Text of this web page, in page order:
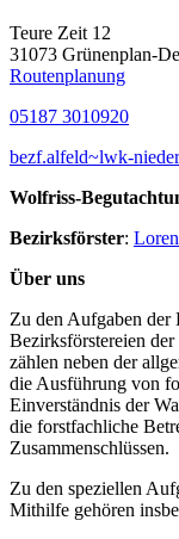
Teure Zeit 12
31073 Grünenplan-
Routenplanung
05187 3010920
bezf.alfeld~lwk-
Wolfriss-
Bezirksförster:
Über uns
Zu den Aufgaben der
Bezirksförstereien
zählen neben der
die Ausführung von
Einverständnis der
die forstfachliche
Zusammenschlüssen.
Zu den speziellen
Mithilfe gehören